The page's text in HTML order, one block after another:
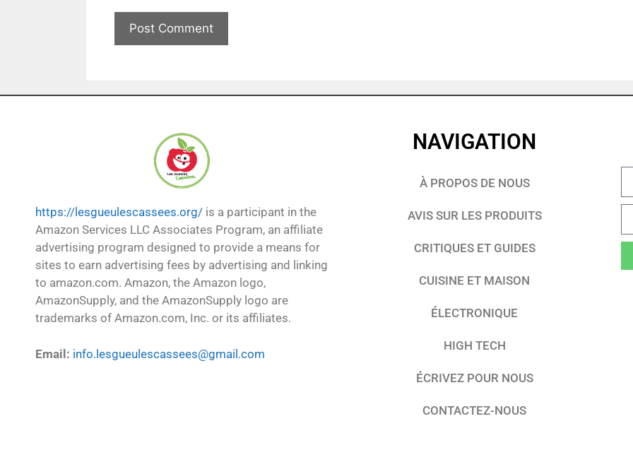
https://lesgueulescassees.org/ is a participant in the
Amazon Services LLC Associates Program, an affiliate
advertising program designed to provide a means for
sites to earn advertising fees by advertising and linking
to amazon.com. Amazon, the Amazon logo,
AmazonSupply, and the AmazonSupply logo are
trademarks of Amazon.com, Inc. or its affiliates.
Email: info.lesgueulescassees@gmail.com
NAVIGATION
À PROPOS DE NOUS
AVIS SUR LES PRODUITS
CRITIQUES ET GUIDES
CUISINE ET MAISON
ÉLECTRONIQUE
HIGH TECH
ÉCRIVEZ POUR NOUS
CONTACTEZ-NOUS